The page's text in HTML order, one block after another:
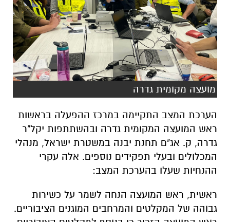
מועצה מקומית גדרה
הערכת המצב התקיימה במרכז ההפעלה בראשות
ראש המועצה המקומית גדרה ובהשתתפות יקל"ר
גדרה, ק. אג"ם תחנת יבנה במשטרת ישראל, מנהלי
המכלולים ובעלי תפקידים נוספים. אלה עקרי
ההנחיות שעלו בהערכת המצב:
ראשית, ראש המועצה הנחה לשמר על כשירות
גבוהה של המקלטים והמרחבים המוגנים הציבוריים.